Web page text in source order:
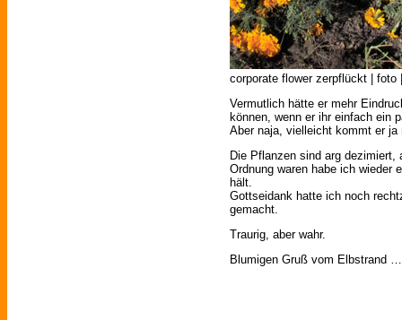
corporate flower zerpflückt | foto
Vermutlich hätte er mehr
können, wenn er ihr einfach ein
Aber naja, vielleicht kommt er ja
Die Pflanzen sind arg dezimiert,
Ordnung waren habe ich wieder
hält.
Gottseidank hatte ich noch
gemacht.
Traurig, aber wahr.
Blumigen Gruß vom Elbstrand …